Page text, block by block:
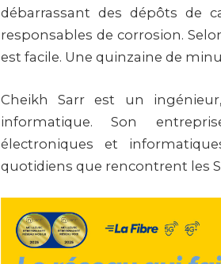
débarrassant des dépôts de
responsables de corrosion.
est facile. Une quinzaine de
Cheikh Sarr est un
informatique. Son
électroniques et
quotidiens que rencontrent les